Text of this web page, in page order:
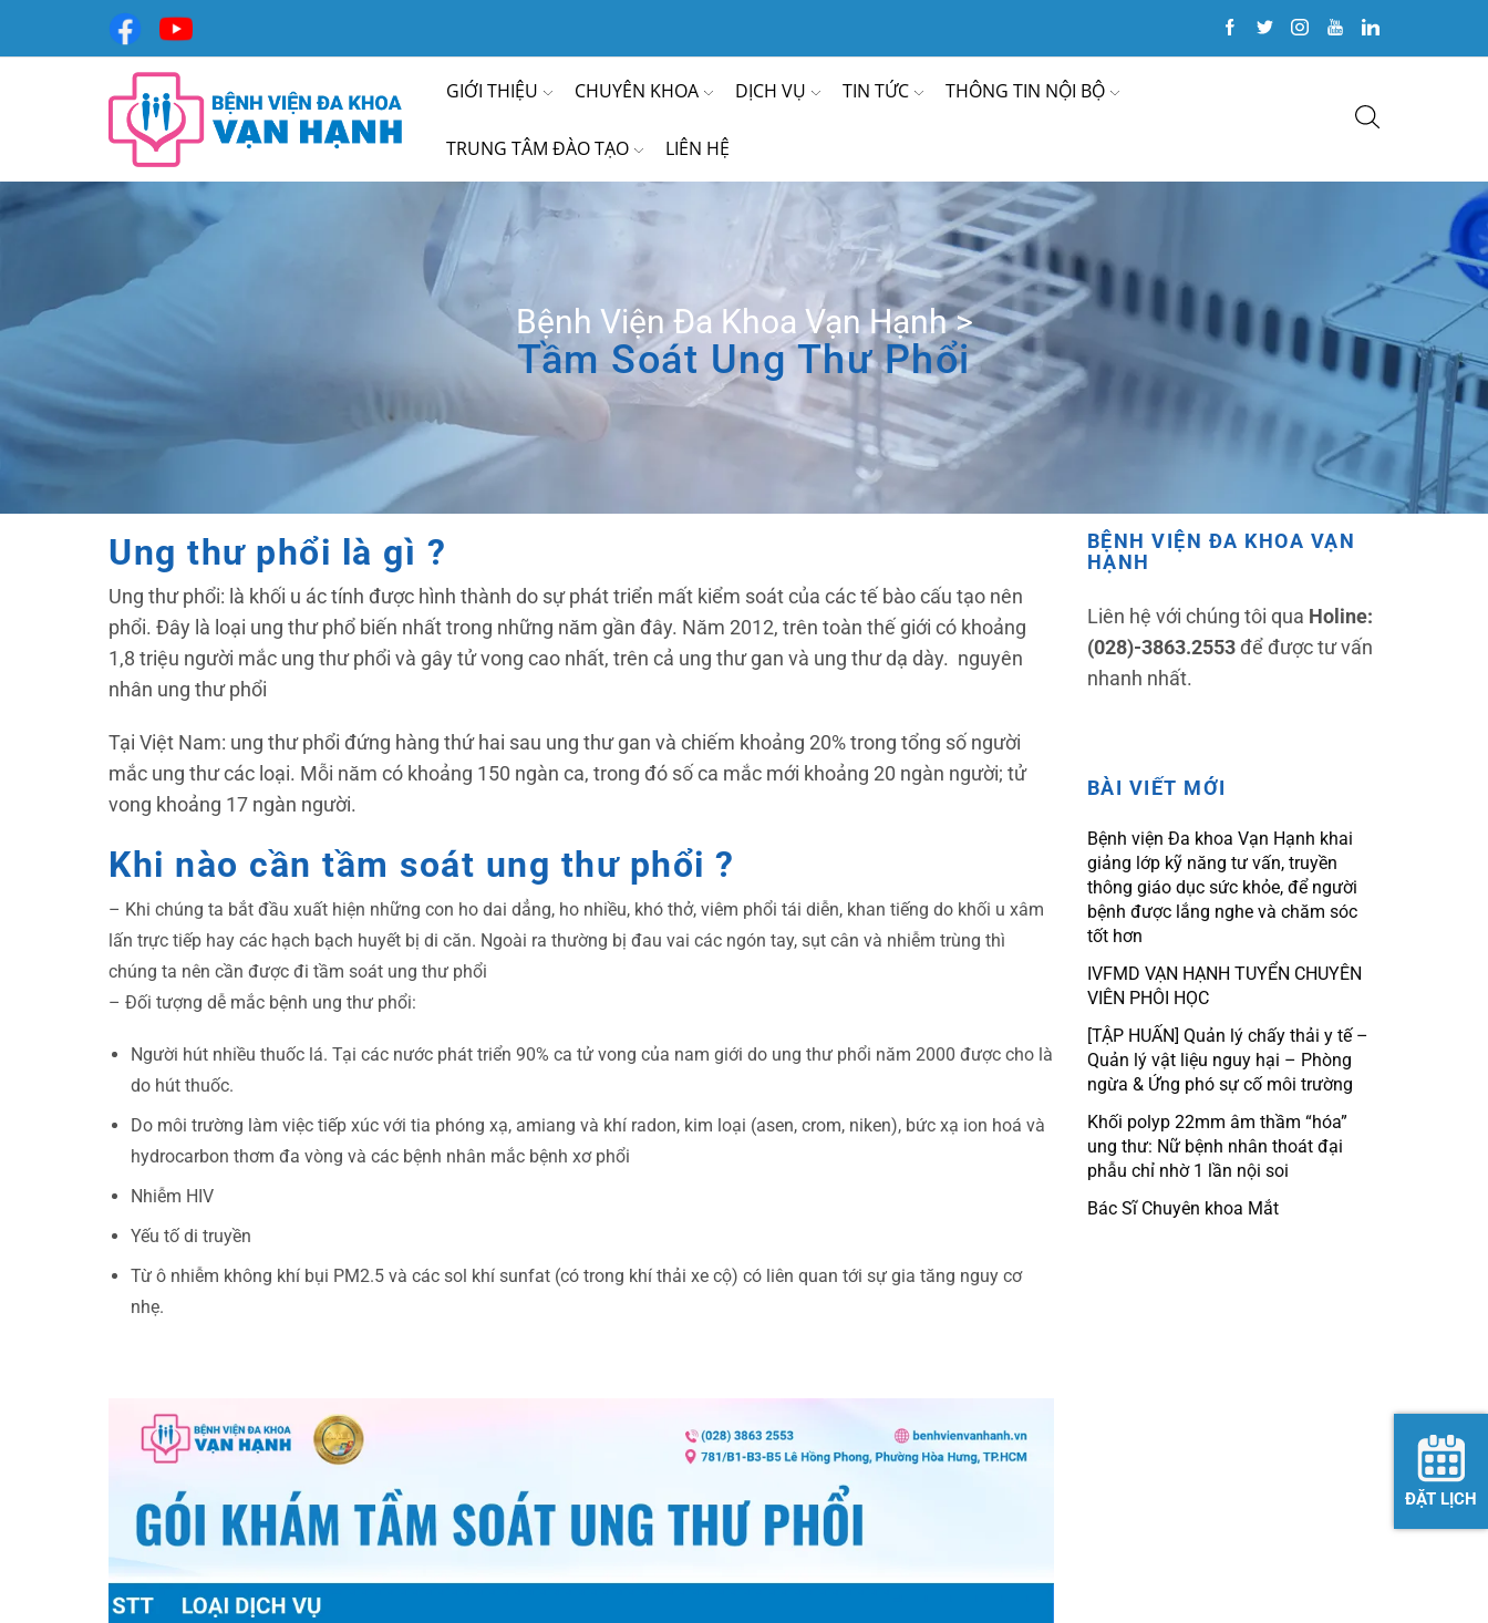
GIỚI THIỆU CHUYÊN KHOA DỊCH VỤ TIN TỨC THÔNG TIN NỘI BỘ
TRUNG TÂM ĐÀO TẠO LIÊN HỆ
Bệnh Viện Đa Khoa Vạn Hạnh>
Tầm Soát Ung Thư Phổi
Ung thư phổi là gì ?
Ung thư phổi: là khối u ác tính được hình thành do sự phát triển mất kiểm soát của các tế bào cấu tạo nên
phổi. Đây là loại ung thư phổ biến nhất trong những năm gần đây. Năm 2012, trên toàn thế giới có khoảng
1,8 triệu người mắc ung thư phổi và gây tử vong cao nhất, trên cả ung thư gan và ung thư dạ dày. nguyên
nhân ung thư phổi
Tại Việt Nam: ung thư phổi đứng hàng thứ hai sau ung thư gan và chiếm khoảng 20% trong tổng số người
mắc ung thư các loại. Mỗi năm có khoảng 150 ngàn ca, trong đó số ca mắc mới khoảng 20 ngàn người; tử
vong khoảng 17 ngàn người.
Khi nào cần tầm soát ung thư phổi ?
– Khi chúng ta bắt đầu xuất hiện những con ho dai dẳng, ho nhiều, khó thở, viêm phổi tái diễn, khan tiếng do khối u xâm
lấn trực tiếp hay các hạch bạch huyết bị di căn. Ngoài ra thường bị đau vai các ngón tay, sụt cân và nhiễm trùng thì
chúng ta nên cần được đi tầm soát ung thư phổi
– Đối tượng dễ mắc bệnh ung thư phổi:
Người hút nhiều thuốc lá. Tại các nước phát triển 90% ca tử vong của nam giới do ung thư phổi năm 2000 được cho là
do hút thuốc.
Do môi trường làm việc tiếp xúc với tia phóng xạ, amiang và khí radon, kim loại (asen, crom, niken), bức xạ ion hoá và
hydrocarbon thơm đa vòng và các bệnh nhân mắc bệnh xơ phổi
Nhiễm HIV
Yếu tố di truyền
Từ ô nhiễm không khí bụi PM2.5 và các sol khí sunfat (có trong khí thải xe cộ) có liên quan tới sự gia tăng nguy cơ
nhẹ.
BỆNH VIỆN ĐA KHOA VẠN
HẠNH
Liên hệ với chúng tôi qua Holine:
(028)-3863.2553để được tư vấn
nhanh nhất.
BÀI VIẾT MỚI
Bệnh viện Đa khoa Vạn Hạnh khai
giảng lớp kỹ năng tư vấn, truyền
thông giáo dục sức khỏe, để người
bệnh được lắng nghe và chăm sóc
tốt hơn
IVFMD VẠN HẠNH TUYỂN CHUYÊN
VIÊN PHÔI HỌC
[TẬP HUẤN] Quản lý chấy thải y tế –
Quản lý vật liệu nguy hại – Phòng
ngừa & Ứng phó sự cố môi trường
Khối polyp 22mm âm thầm “hóa”
ung thư: Nữ bệnh nhân thoát đại
phẫu chỉ nhờ 1 lần nội soi
Bác Sĩ Chuyên khoa Mắt
ĐẶT LỊCH